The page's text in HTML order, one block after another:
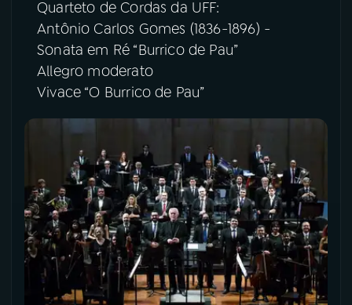
Quarteto de Cordas da UFF:
Antônio Carlos Gomes (1836-1896) -
Sonata em Ré “Burrico de Pau”
Allegro moderato
Vivace “O Burrico de Pau”